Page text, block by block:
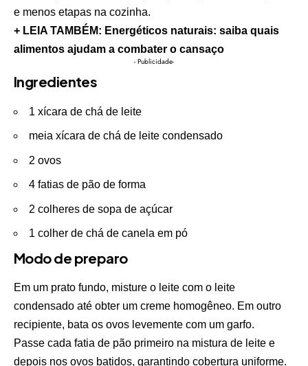
e menos etapas na cozinha.
+ LEIA TAMBÉM: Energéticos naturais: saiba quais
alimentos ajudam a combater o cansaço
- Publicidade-
Ingredientes
1 xícara de chá de leite
meia xícara de chá de leite condensado
2 ovos
4 fatias de pão de forma
2 colheres de sopa de açúcar
1 colher de chá de canela em pó
Modo de preparo
Em um prato fundo, misture o leite com o leite
condensado até obter um creme homogêneo. Em outro
recipiente, bata os ovos levemente com um garfo.
Passe cada fatia de pão primeiro na mistura de leite e
depois nos ovos batidos, garantindo cobertura uniforme.